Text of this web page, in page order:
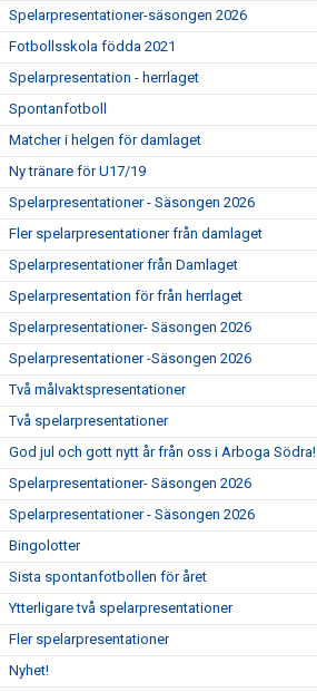
Spelarpresentationer-säsongen 2026
Fotbollsskola födda 2021
Spelarpresentation - herrlaget
Spontanfotboll
Matcher i helgen för damlaget
Ny tränare för U17/19
Spelarpresentationer - Säsongen 2026
Fler spelarpresentationer från damlaget
Spelarpresentationer från Damlaget
Spelarpresentation för från herrlaget
Spelarpresentationer- Säsongen 2026
Spelarpresentationer -Säsongen 2026
Två målvaktspresentationer
Två spelarpresentationer
God jul och gott nytt år från oss i Arboga Södra!
Spelarpresentationer- Säsongen 2026
Spelarpresentationer - Säsongen 2026
Bingolotter
Sista spontanfotbollen för året
Ytterligare två spelarpresentationer
Fler spelarpresentationer
Nyhet!